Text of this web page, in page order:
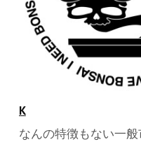
K
なんの特徴もない一般